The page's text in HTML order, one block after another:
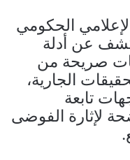
الحكومي
كشف عن أدلة
صريحة من
الجارية،
تابعة
لإثارة الفوضى